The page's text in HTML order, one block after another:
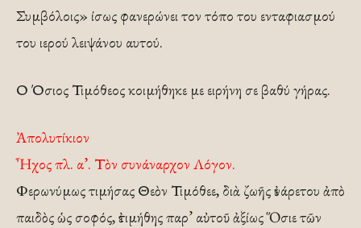
Συμβόλοις» ίσως φανερώνει τον τόπο του ενταφιασμού
του ιερού λειψάνου αυτού.
Ο Όσιος Τιμόθεος κοιμήθηκε με ειρήνη σε βαθύ γήρας.
Ἀπολυτίκιον
Ἦχος πλ. α’. Τὸν συνάναρχον Λόγον.
Φερωνύμως τιμήσας Θεὸν Τιμόθεε, διὰ ζωῆς ἐνάρετου ἀπὸ
παιδὸς ὡς σοφός, ἐτιμήθης παρ’ αὐτοῦ ἀξίως Ὅσιε τῶν